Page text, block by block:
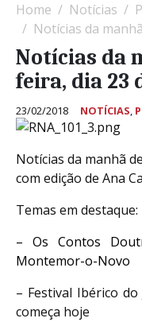
Home Notícias
Notícias da
Notícias da
feira, dia 23
23/02/2018 NOTÍCIAS,
Notícias da manhã
com edição de Ana
Temas em destaque:
– Os Contos
Montemor-o-Novo
– Festival Ibérico
começa hoje